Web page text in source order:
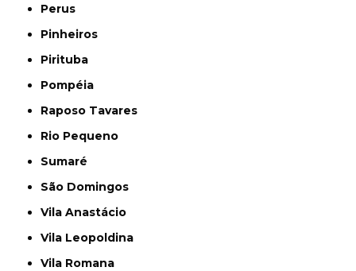
Perus
Pinheiros
Pirituba
Pompéia
Raposo Tavares
Rio Pequeno
Sumaré
São Domingos
Vila Anastácio
Vila Leopoldina
Vila Romana